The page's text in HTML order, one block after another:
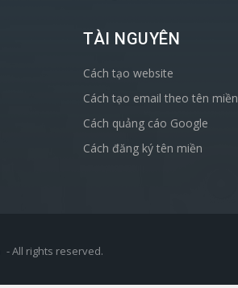
TÀI NGUYÊN
Cách tạo website
Cách tạo email theo tên miền
Cách quảng cáo Google
Cách đăng ký tên miền
- All rights reserved.